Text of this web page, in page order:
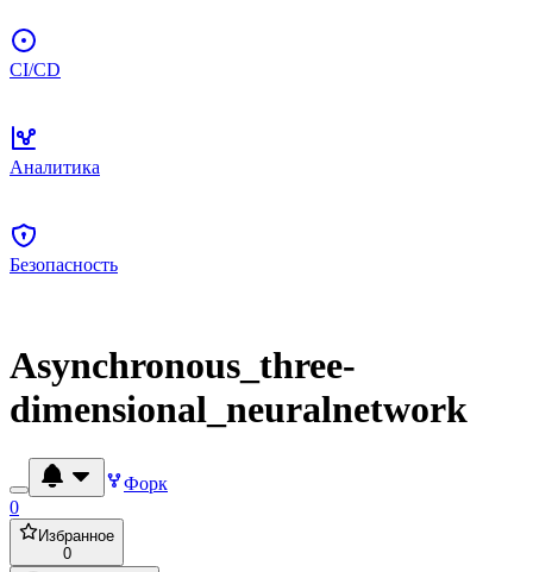
CI/CD
Аналитика
Безопасность
Asynchronous_three-
dimensional_neuralnetwork
Форк
0
Избранное
0